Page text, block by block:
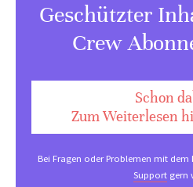
Geschützter
Crew
Schon
Zum Weiterlesen
Bei Fragen oder Problemen mit
Support gern